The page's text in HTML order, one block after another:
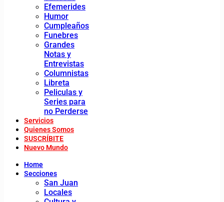
Efemerides
Humor
Cumpleaños
Funebres
Grandes
Notas y
Entrevistas
Columnistas
Libreta
Peliculas y
Series para
no Perderse
Servicios
Quienes Somos
SUSCRÍBITE
Nuevo Mundo
Home
Secciones
San Juan
Locales